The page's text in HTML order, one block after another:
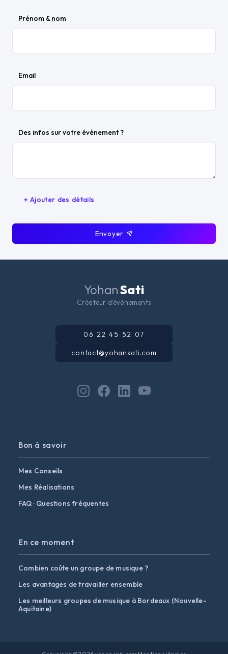
Prénom & nom
Email
Des infos sur votre évènement ?
+ Ajouter des détails
Envoyer
YohanSati
Créateur d'évènements
06 22 45 52 07
contact@yohansati.com
Bon à savoir
Mes Conseils
Mes Réalisations
FAQ · Questions fréquentes
En ce moment
Combien coûte un groupe de musique ?
Les avantages de travailler ensemble
Les meilleurs groupes de musique à Bordeaux (Nouvelle-
Aquitaine)